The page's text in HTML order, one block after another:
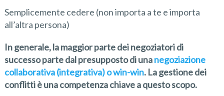
Semplicemente cedere (non importa a te e importa
all’altra persona)
In generale, la maggior parte dei negoziatori di
successo parte dal presupposto di unanegoziazione
collaborativa (integrativa) o win-win. La gestione dei
conflitti è una competenza chiave a questo scopo.